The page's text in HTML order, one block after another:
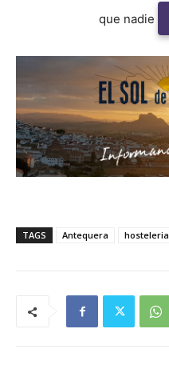
que nadie
TAGS Antequera hosteleria